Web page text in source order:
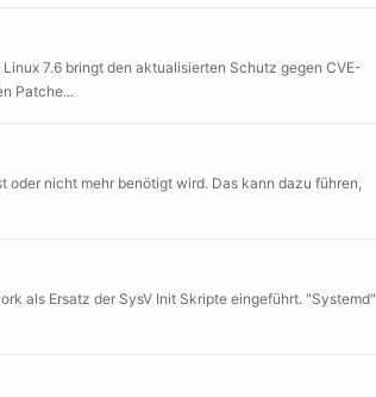
7.6 bringt den aktualisierten Schutz gegen CVE-
Patche...
oder nicht mehr benötigt wird. Das kann dazu führen,
als Ersatz der SysV Init Skripte eingeführt. "Systemd"